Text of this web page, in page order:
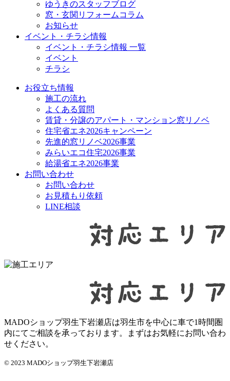
ゆうきのスタッフブログ
窓・玄関リフォームコラム
お知らせ
イベント・チラシ情報
イベント・チラシ情報 一覧
イベント
チラシ
お役立ち情報
施工の流れ
よくある質問
賃貸・分譲のアパート・マンション窓リノベ
住宅省エネ2026キャンペーン
先進的窓リノベ2026事業
みらいエコ住宅2026事業
給湯省エネ2026事業
お問い合わせ
お問い合わせ
お見積もり依頼
LINE相談
MADOショップ羽生下岩瀬店は羽生市を中心に車で1時間圏
内にてご相談を承っております。まずはお気軽にお問い合わ
せください。
© 2023 MADOショップ羽生下岩瀬店